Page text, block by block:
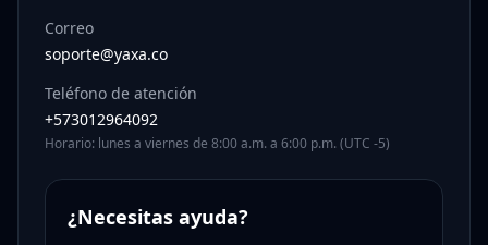
Correo
soporte@yaxa.co
Teléfono de atención
+573012964092
Horario: lunes a viernes de 8:00 a.m. a 6:00 p.m. (UTC -5)
¿Necesitas ayuda?